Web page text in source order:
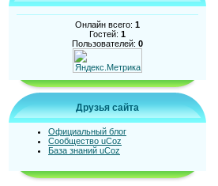
Онлайн всего: 1
Гостей: 1
Пользователей: 0
Друзья сайта
Официальный блог
Сообщество uCoz
База знаний uCoz